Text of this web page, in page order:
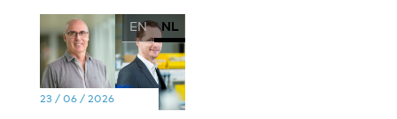
EN NL
23 / 06 / 2026